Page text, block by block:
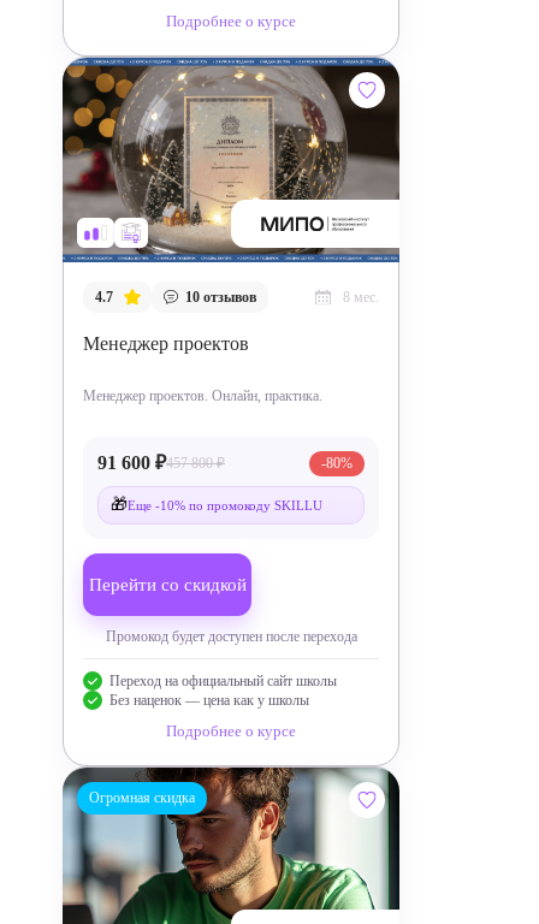
Подробнее о курсе
4.7 10 отзывов 8 мес.
Менеджер проектов
Менеджер проектов. Онлайн, практика.
91 600 ₽457 800 ₽ -80%
🎁Еще -10% по промокоду SKILLU
Перейти со скидкой
Промокод будет доступен после перехода
Переход на официальный сайт школы
Без наценок — цена как у школы
Подробнее о курсе
Огромная скидка